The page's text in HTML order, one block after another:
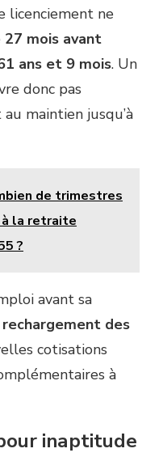
licenciement ne
27 mois avant
ans et 9 mois. Un
donc pas
maintien jusqu’à
de trimestres
la retraite
?
avant sa
des
cotisations
à
inaptitude